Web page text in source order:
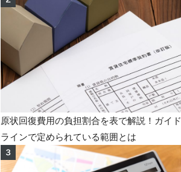
原状回復費用の負担割合を表で解説！ガイド
ラインで定められている範囲とは